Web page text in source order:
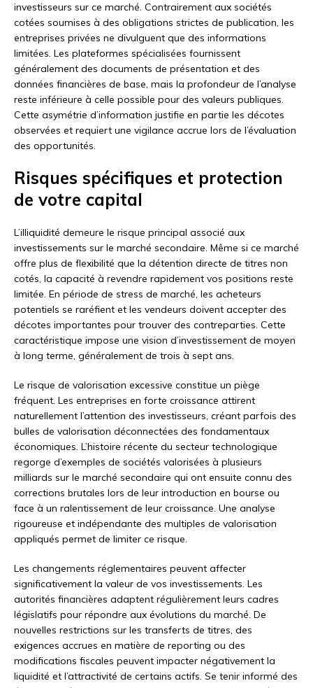
investisseurs sur ce marché. Contrairement aux sociétés
cotées soumises à des obligations strictes de publication, les
entreprises privées ne divulguent que des informations
limitées. Les plateformes spécialisées fournissent
généralement des documents de présentation et des
données financières de base, mais la profondeur de l’analyse
reste inférieure à celle possible pour des valeurs publiques.
Cette asymétrie d’information justifie en partie les décotes
observées et requiert une vigilance accrue lors de l’évaluation
des opportunités.
Risques spécifiques et protection
de votre capital
L’illiquidité demeure le risque principal associé aux
investissements sur le marché secondaire. Même si ce marché
offre plus de flexibilité que la détention directe de titres non
cotés, la capacité à revendre rapidement vos positions reste
limitée. En période de stress de marché, les acheteurs
potentiels se raréfient et les vendeurs doivent accepter des
décotes importantes pour trouver des contreparties. Cette
caractéristique impose une vision d’investissement de moyen
à long terme, généralement de trois à sept ans.
Le risque de valorisation excessive constitue un piège
fréquent. Les entreprises en forte croissance attirent
naturellement l’attention des investisseurs, créant parfois des
bulles de valorisation déconnectées des fondamentaux
économiques. L’histoire récente du secteur technologique
regorge d’exemples de sociétés valorisées à plusieurs
milliards sur le marché secondaire qui ont ensuite connu des
corrections brutales lors de leur introduction en bourse ou
face à un ralentissement de leur croissance. Une analyse
rigoureuse et indépendante des multiples de valorisation
appliqués permet de limiter ce risque.
Les changements réglementaires peuvent affecter
significativement la valeur de vos investissements. Les
autorités financières adaptent régulièrement leurs cadres
législatifs pour répondre aux évolutions du marché. De
nouvelles restrictions sur les transferts de titres, des
exigences accrues en matière de reporting ou des
modifications fiscales peuvent impacter négativement la
liquidité et l’attractivité de certains actifs. Se tenir informé des